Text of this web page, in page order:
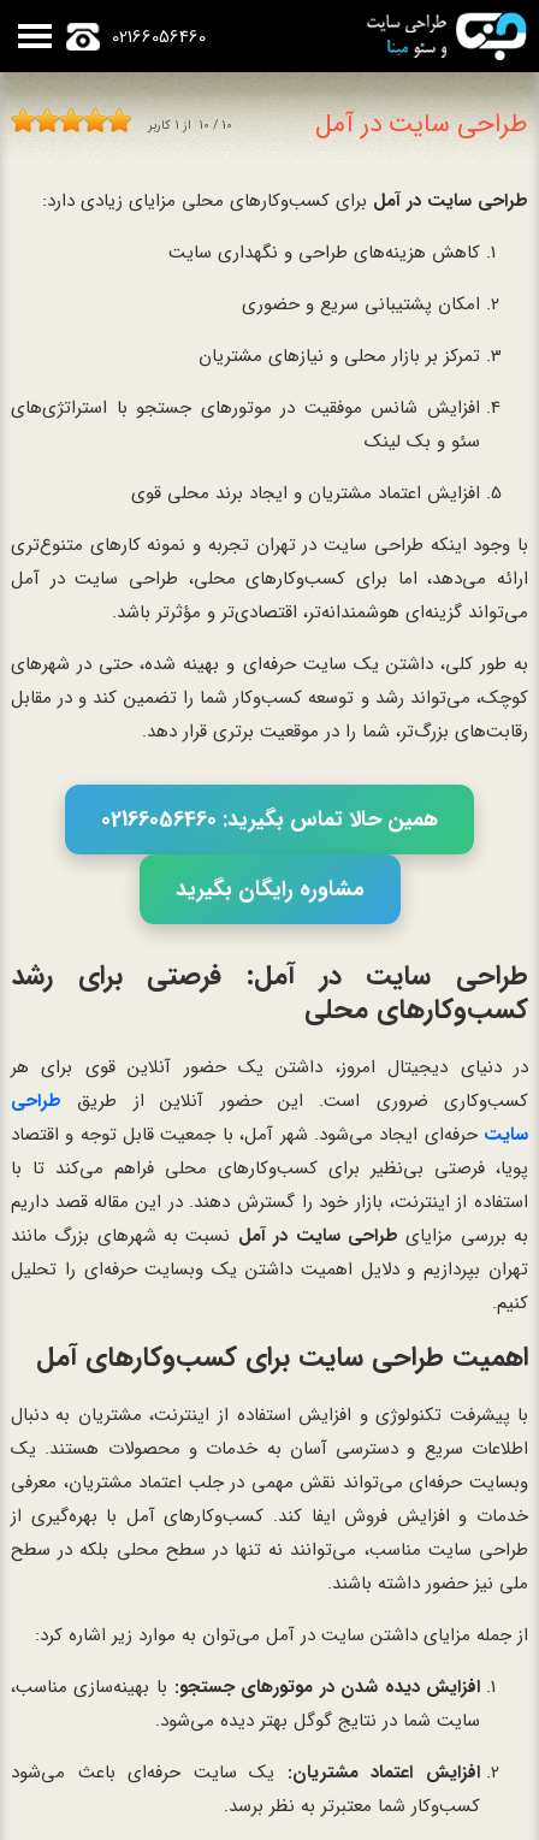
02166056460
طراحی سایت در آمل 10/ 10 از 1 کاربر
طراحی سایت در آمل برای کسب‌وکارهای محلی مزایای زیادی دارد:
کاهش هزینه‌های طراحی و نگهداری سایت
امکان پشتیبانی سریع و حضوری
تمرکز بر بازار محلی و نیازهای مشتریان
افزایش شانس موفقیت در موتورهای جستجو با استراتژی‌های
سئو و بک لینک
افزایش اعتماد مشتریان و ایجاد برند محلی قوی
با وجود اینکه طراحی سایت در تهران تجربه و نمونه کارهای متنوع‌تری
ارائه می‌دهد، اما برای کسب‌وکارهای محلی، طراحی سایت در آمل
می‌تواند گزینه‌ای هوشمندانه‌تر، اقتصادی‌تر و مؤثرتر باشد.
به طور کلی، داشتن یک سایت حرفه‌ای و بهینه شده، حتی در شهرهای
کوچک، می‌تواند رشد و توسعه کسب‌وکار شما را تضمین کند و در مقابل
رقابت‌های بزرگ‌تر، شما را در موقعیت برتری قرار دهد.
همین حالا تماس بگیرید: 02166056460
مشاوره رایگان بگیرید
طراحی سایت در آمل: فرصتی برای رشد
کسب‌وکارهای محلی
در دنیای دیجیتال امروز، داشتن یک حضور آنلاین قوی برای هر
کسب‌وکاری ضروری است. این حضور آنلاین از طریق طراحی
سایت حرفه‌ای ایجاد می‌شود. شهر آمل، با جمعیت قابل توجه و اقتصاد
پویا، فرصتی بی‌نظیر برای کسب‌وکارهای محلی فراهم می‌کند تا با
استفاده از اینترنت، بازار خود را گسترش دهند. در این مقاله قصد داریم
به بررسی مزایای طراحی سایت در آمل نسبت به شهرهای بزرگ مانند
تهران بپردازیم و دلایل اهمیت داشتن یک وبسایت حرفه‌ای را تحلیل
کنیم.
اهمیت طراحی سایت برای کسب‌وکارهای آمل
با پیشرفت تکنولوژی و افزایش استفاده از اینترنت، مشتریان به دنبال
اطلاعات سریع و دسترسی آسان به خدمات و محصولات هستند. یک
وبسایت حرفه‌ای می‌تواند نقش مهمی در جلب اعتماد مشتریان، معرفی
خدمات و افزایش فروش ایفا کند. کسب‌وکارهای آمل با بهره‌گیری از
طراحی سایت مناسب، می‌توانند نه تنها در سطح محلی بلکه در سطح
ملی نیز حضور داشته باشند.
از جمله مزایای داشتن سایت در آمل می‌توان به موارد زیر اشاره کرد:
افزایش دیده شدن در موتورهای جستجو: با بهینه‌سازی مناسب،
سایت شما در نتایج گوگل بهتر دیده می‌شود.
افزایش اعتماد مشتریان: یک سایت حرفه‌ای باعث می‌شود
کسب‌وکار شما معتبرتر به نظر برسد.